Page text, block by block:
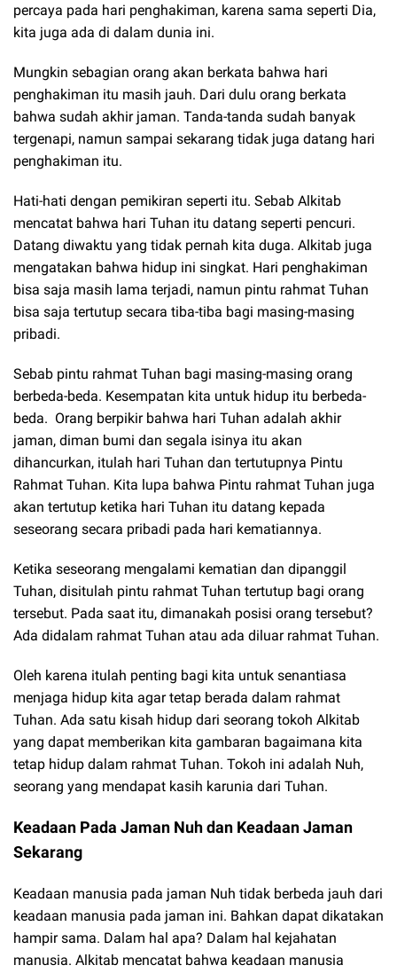
percaya pada hari penghakiman, karena sama seperti Dia,
kita juga ada di dalam dunia ini.
Mungkin sebagian orang akan berkata bahwa hari
penghakiman itu masih jauh. Dari dulu orang berkata
bahwa sudah akhir jaman. Tanda-tanda sudah banyak
tergenapi, namun sampai sekarang tidak juga datang hari
penghakiman itu.
Hati-hati dengan pemikiran seperti itu. Sebab Alkitab
mencatat bahwa hari Tuhan itu datang seperti pencuri.
Datang diwaktu yang tidak pernah kita duga. Alkitab juga
mengatakan bahwa hidup ini singkat. Hari penghakiman
bisa saja masih lama terjadi, namun pintu rahmat Tuhan
bisa saja tertutup secara tiba-tiba bagi masing-masing
pribadi.
Sebab pintu rahmat Tuhan bagi masing-masing orang
berbeda-beda. Kesempatan kita untuk hidup itu berbeda-
beda. Orang berpikir bahwa hari Tuhan adalah akhir
jaman, diman bumi dan segala isinya itu akan
dihancurkan, itulah hari Tuhan dan tertutupnya Pintu
Rahmat Tuhan. Kita lupa bahwa Pintu rahmat Tuhan juga
akan tertutup ketika hari Tuhan itu datang kepada
seseorang secara pribadi pada hari kematiannya.
Ketika seseorang mengalami kematian dan dipanggil
Tuhan, disitulah pintu rahmat Tuhan tertutup bagi orang
tersebut. Pada saat itu, dimanakah posisi orang tersebut?
Ada didalam rahmat Tuhan atau ada diluar rahmat Tuhan.
Oleh karena itulah penting bagi kita untuk senantiasa
menjaga hidup kita agar tetap berada dalam rahmat
Tuhan. Ada satu kisah hidup dari seorang tokoh Alkitab
yang dapat memberikan kita gambaran bagaimana kita
tetap hidup dalam rahmat Tuhan. Tokoh ini adalah Nuh,
seorang yang mendapat kasih karunia dari Tuhan.
Keadaan Pada Jaman Nuh dan Keadaan Jaman
Sekarang
Keadaan manusia pada jaman Nuh tidak berbeda jauh dari
keadaan manusia pada jaman ini. Bahkan dapat dikatakan
hampir sama. Dalam hal apa? Dalam hal kejahatan
manusia. Alkitab mencatat bahwa keadaan manusia